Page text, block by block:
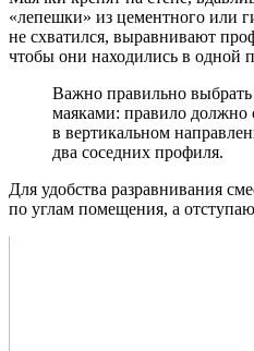
«лепешки» из цементного или
не схватился, выравнивают
чтобы они находились в одной
Важно правильно
маяками: правило должно
в вертикальном
два соседних профиля.
Для удобства разравнивания
по углам помещения, а